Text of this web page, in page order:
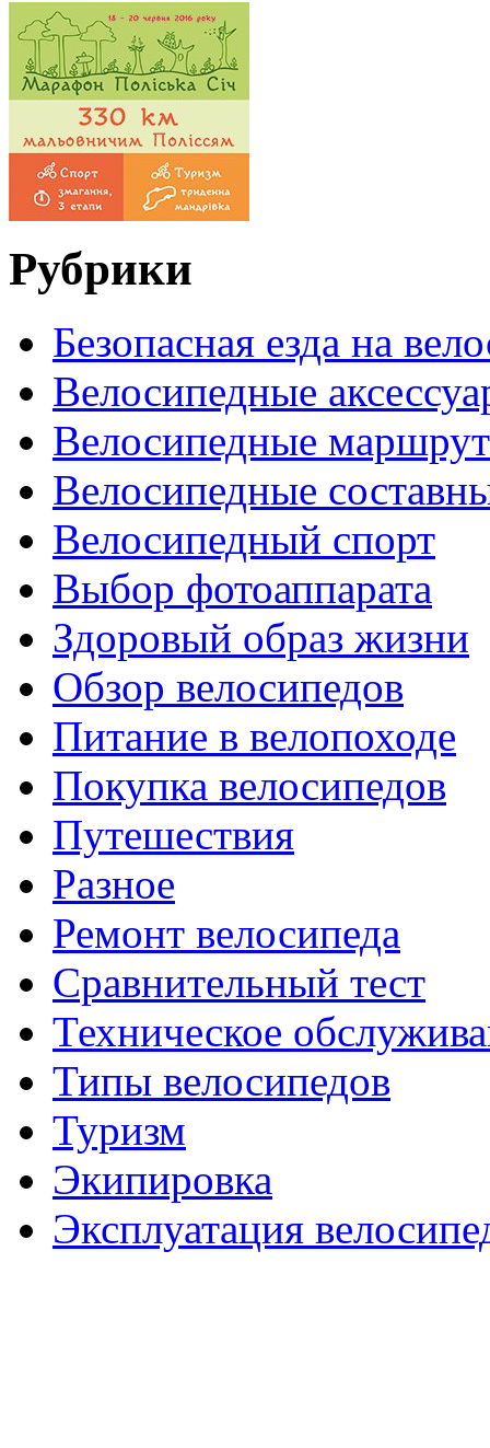
Рубрики
Безопасная езда на
Велосипедные
Велосипедные
Велосипедные
Велосипедный спорт
Выбор фотоаппарата
Здоровый образ жизни
Обзор велосипедов
Питание в велопоходе
Покупка велосипедов
Путешествия
Разное
Ремонт велосипеда
Сравнительный тест
Техническое
Типы велосипедов
Туризм
Экипировка
Эксплуатация